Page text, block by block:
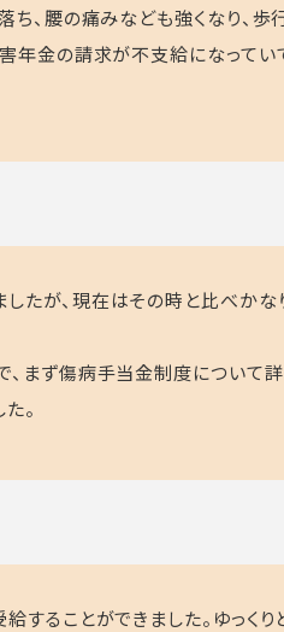
ち、腰の痛みなども強くなり、
年金の請求が不支給になってい
たが、現在はその時と比べか
、まず傷病手当金制度について
。
ることができました。ゆっくり